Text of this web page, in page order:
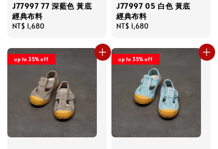
J77997 77 深藍色 黃底
經典布料
Regular
NT$ 1,680
J77997 05 白色 黃底
經典布料
Regular
NT$ 1,680
up to 35% off up to 35% off